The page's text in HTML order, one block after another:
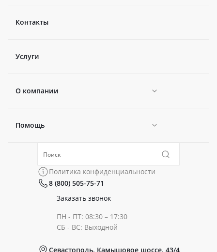
Контакты
Услуги
О компании
Новости
Политика конфиденциальности
Помощь
Коллекции
Политика конфиденциальности
8 (800) 505-75-71
Заказать звонок
ПН - ПТ: 08:30 – 17:30
СБ - ВС: Выходной
Севастополь, Камышовое шоссе, 43/4